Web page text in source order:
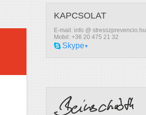
KAPCSOLAT
E-mail: info @ stresszprevencio.hu
Mobil: +36 20 475 21 32
Skype▾